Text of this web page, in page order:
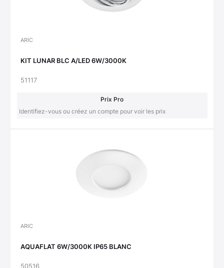
ARIC
KIT LUNAR BLC A/LED 6W/3000K
51117
Prix Pro
Identifiez-vous ou créez un compte pour voir les prix
ARIC
AQUAFLAT 6W/3000K IP65 BLANC
50516